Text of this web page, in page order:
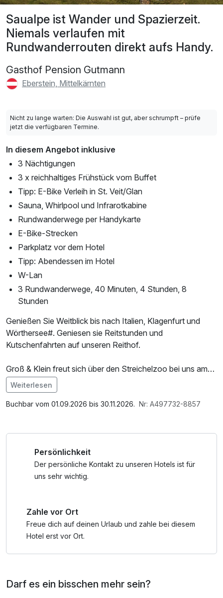
Saualpe ist Wander und Spazierzeit.
Niemals verlaufen mit
Rundwanderrouten direkt aufs Handy.
Gasthof Pension Gutmann
Eberstein, Mittelkärnten
Nicht zu lange warten: Die Auswahl ist gut, aber schrumpft – prüfe
jetzt die verfügbaren Termine.
In diesem Angebot inklusive
3 Nächtigungen
3 x reichhaltiges Frühstück vom Buffet
Tipp: E-Bike Verleih in St. Veit/Glan
Sauna, Whirlpool und Infrarotkabine
Rundwanderwege per Handykarte
E-Bike-Strecken
Parkplatz vor dem Hotel
Tipp: Abendessen im Hotel
W-Lan
3 Rundwanderwege, 40 Minuten, 4 Stunden, 8
Stunden
Genießen Sie Weitblick bis nach Italien, Klagenfurt und
Wörthersee#. Geniesen sie Reitstunden und
Kutschenfahrten auf unseren Reithof.
Groß & Klein freut sich über den Streichelzoo bei uns am
Hof.
Im Angebot enthalten
Leihbademantel, Parkplatz, W-LAN Nutzung /
Weiterlesen
Buchbar vom 01.09.2026 bis 30.11.2026. Nr: A497732-8857
Persönlichkeit
Der persönliche Kontakt zu unseren Hotels ist für
uns sehr wichtig.
Zahle vor Ort
Freue dich auf deinen Urlaub und zahle bei diesem
Hotel erst vor Ort.
Darf es ein bisschen mehr sein?